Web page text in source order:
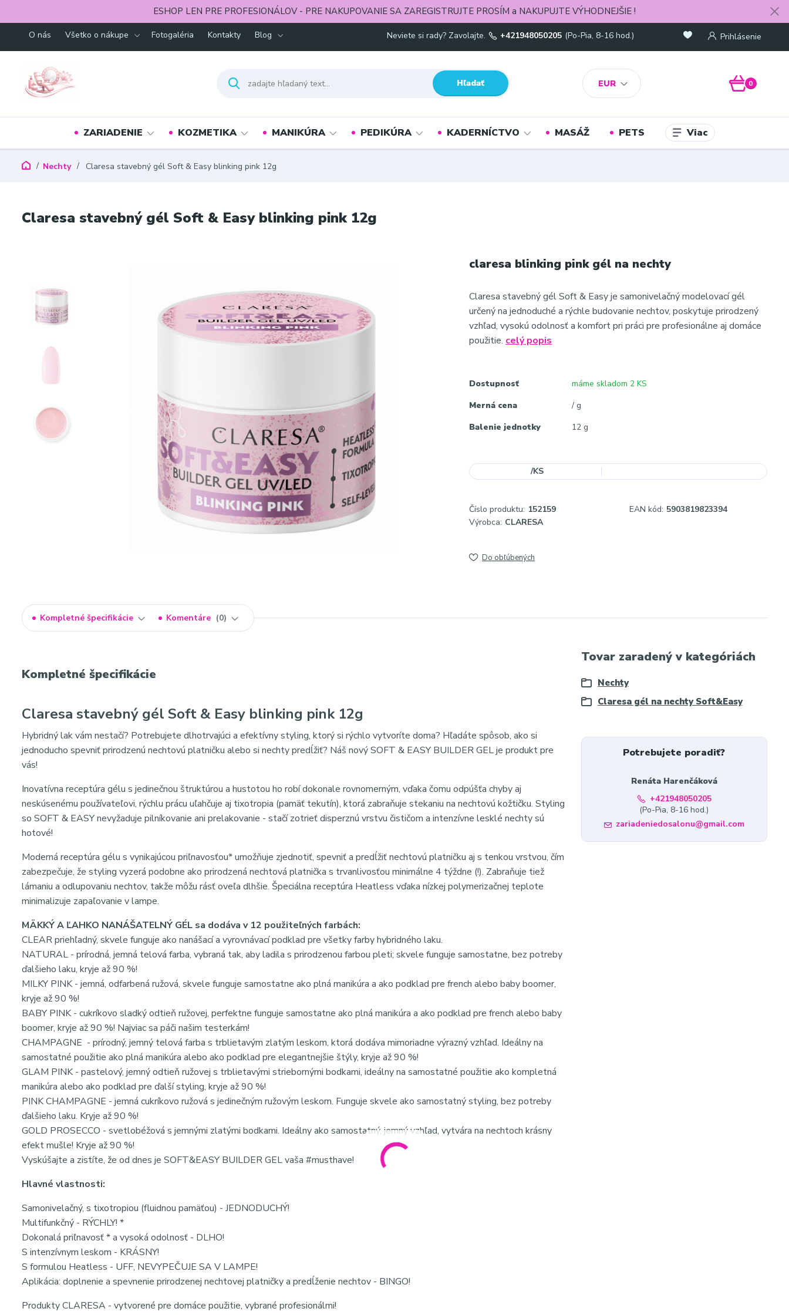
ESHOP LEN PRE PROFESIONÁLOV - PRE NAKUPOVANIE SA ZAREGISTRUJTE PROSÍM a NAKUPUJTE VÝHODNEJŠIE !
O nás Všetko o nákupe Fotogaléria Kontakty Blog
EUR
Prihlásenie
Hľadať
Neviete si rady? Zavolajte. +421948050205 (Po-Pia, 8-16 hod.)
0
ZARIADENIE KOZMETIKA MANIKÚRA PEDIKÚRA KADERNÍCTVO MASÁŽ PETS Viac
Nechty Claresa stavebný gél Soft & Easy blinking pink 12g
Claresa stavebný gél Soft & Easy blinking pink 12g
claresa blinking pink gél na nechty
Claresa stavebný gél Soft & Easy je samonivelačný modelovací gél
určený na jednoduché a rýchle budovanie nechtov, poskytuje prirodzený
vzhľad, vysokú odolnosť a komfort pri práci pre profesionálne aj domáce
použitie. celý popis
Dostupnosť
máme skladom 2 KS
Merná cena
/ g
Balenie jednotky
12 g
/KS
Číslo produktu: 152159 EAN kód: 5903819823394
Výrobca: CLARESA
Do obľúbených
Kompletné špecifikácie Komentáre 0
Kompletné špecifikácie
Claresa stavebný gél Soft & Easy blinking pink 12g
Hybridný lak vám nestačí? Potrebujete dlhotrvajúci a efektívny styling, ktorý si rýchlo vytvoríte doma? Hľadáte spôsob, ako si
jednoducho spevniť prirodzenú nechtovú platničku alebo si nechty predĺžiť? Náš nový SOFT & EASY BUILDER GEL je produkt pre
vás!
Inovatívna receptúra ​​gélu s jedinečnou štruktúrou a hustotou ho robí dokonale rovnomerným, vďaka čomu odpúšťa chyby aj
neskúsenému používateľovi, rýchlu prácu uľahčuje aj tixotropia (pamäť tekutín), ktorá zabraňuje stekaniu na nechtovú kožtičku. Styling
so SOFT & EASY nevyžaduje pilníkovanie ani prelakovanie - stačí zotrieť disperznú vrstvu čističom a intenzívne lesklé nechty sú
hotové!
Moderná receptúra ​​gélu s vynikajúcou priľnavosťou* umožňuje zjednotiť, spevniť a predĺžiť nechtovú platničku aj s tenkou vrstvou, čím
zabezpečuje, že styling vyzerá podobne ako prirodzená nechtová platnička s trvanlivosťou minimálne 4 týždne (!). Zabraňuje tiež
lámaniu a odlupovaniu nechtov, takže môžu rásť oveľa dlhšie. Špeciálna receptúra ​​Heatless vďaka nízkej polymerizačnej teplote
minimalizuje zapaľovanie v lampe.
MÄKKÝ A ĽAHKO NANÁŠATELNÝ GÉL sa dodáva v 12 použiteľných farbách:
CLEAR priehľadný, skvele funguje ako nanášací a vyrovnávací podklad pre všetky farby hybridného laku.
NATURAL - prírodná, jemná telová farba, vybraná tak, aby ladila s prirodzenou farbou pleti; skvele funguje samostatne, bez potreby
ďalšieho laku, kryje až 90 %!
MILKY PINK - jemná, odfarbená ružová, skvele funguje samostatne ako plná manikúra a ako podklad pre french alebo baby boomer,
kryje až 90 %!
BABY PINK - cukríkovo sladký odtieň ružovej, perfektne funguje samostatne ako plná manikúra a ako podklad pre french alebo baby
boomer, kryje až 90 %! Najviac sa páči našim testerkám!
CHAMPAGNE - prírodný, jemný telová farba s trblietavým zlatým leskom, ktorá dodáva mimoriadne výrazný vzhľad. Ideálny na
samostatné použitie ako plná manikúra alebo ako podklad pre elegantnejšie štýly, kryje až 90 %!
GLAM PINK - pastelový, jemný odtieň ružovej s trblietavými striebornými bodkami, ideálny na samostatné použitie ako kompletná
manikúra alebo ako podklad pre ďalší styling, kryje až 90 %!
PINK CHAMPAGNE - jemná cukríkovo ružová s jedinečným ružovým leskom. Funguje skvele ako samostatný styling, bez potreby
ďalšieho laku. Kryje až 90 %!
GOLD PROSECCO - svetlobéžová s jemnými zlatými bodkami. Ideálny ako samostatný, jemný vzhľad, vytvára na nechtoch krásny
efekt mušle! Kryje až 90 %!
Vyskúšajte a zistíte, že od dnes je SOFT&EASY BUILDER GEL vaša #musthave!
Hlavné vlastnosti:
Samonivelačný, s tixotropiou (fluidnou pamäťou) - JEDNODUCHÝ!
Multifunkčný - RÝCHLY! *
Dokonalá priľnavosť * a vysoká odolnosť - DLHO!
S intenzívnym leskom - KRÁSNY!
S formulou Heatless - UFF, NEVYPEČUJE SA V LAMPE!
Aplikácia: doplnenie a spevnenie prirodzenej nechtovej platničky a predĺženie nechtov - BINGO!
Produkty CLARESA - vytvorené pre domáce použitie, vybrané profesionálmi!
Tovar zaradený v kategóriách
Nechty
Claresa gél na nechty Soft&Easy
Potrebujete poradiť?
Renáta Harenčáková
+421948050205
(Po-Pia, 8-16 hod.)
zariadeniedosalonu@gmail.com